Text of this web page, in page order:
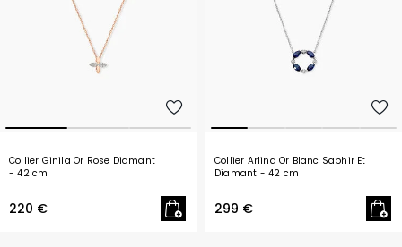
Collier Ginila Or Rose Diamant
- 42 cm
220 €
Collier Arlina Or Blanc Saphir Et
Diamant - 42 cm
299 €